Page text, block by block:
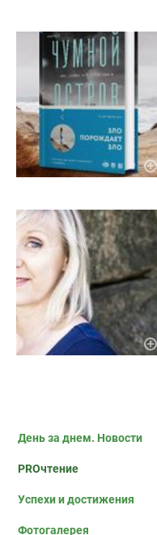
День за днем. Новости
PROчтение
Успехи и достижения
Фотогалерея